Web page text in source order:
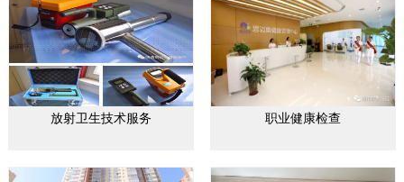
放射卫生技术服务 职业健康检查